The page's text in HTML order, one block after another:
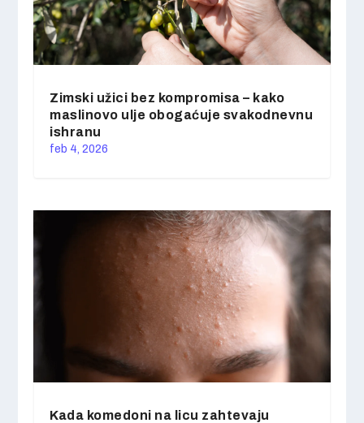
Zimski užici bez kompromisa – kako
maslinovo ulje obogaćuje svakodnevnu
ishranu
feb 4, 2026
Kada komedoni na licu zahtevaju